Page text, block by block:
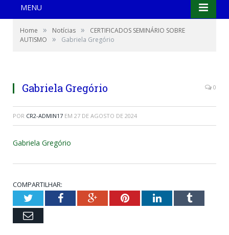
MENU
Home » Notícias »
CERTIFICADOS SEMINÁRIO SOBRE
AUTISMO
» Gabriela Gregório
Gabriela Gregório 0
POR CR2-ADMIN17 EM 27 DE AGOSTO DE 2024
Gabriela Gregório
COMPARTILHAR:
TwitterFacebookGoogle+PinterestLinkedInTumblr
Email